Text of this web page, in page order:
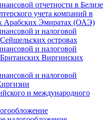
отчетности в Белизе
учета компаний в
Арабских Эмиратах (ОАЭ)
и налоговой
островах
и налоговой
Виргинских
и налоговой
и международного